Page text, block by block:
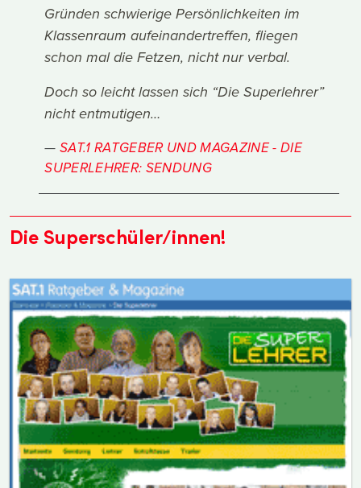
Gründen schwierige Persönlichkeiten im
Klassenraum aufeinandertreffen, fliegen
schon mal die Fetzen, nicht nur verbal.
Doch so leicht lassen sich “Die Superlehrer”
nicht entmutigen…
SAT.1 RATGEBER UND MAGAZINE - DIE
SUPERLEHRER: SENDUNG
Die Superschüler/innen!